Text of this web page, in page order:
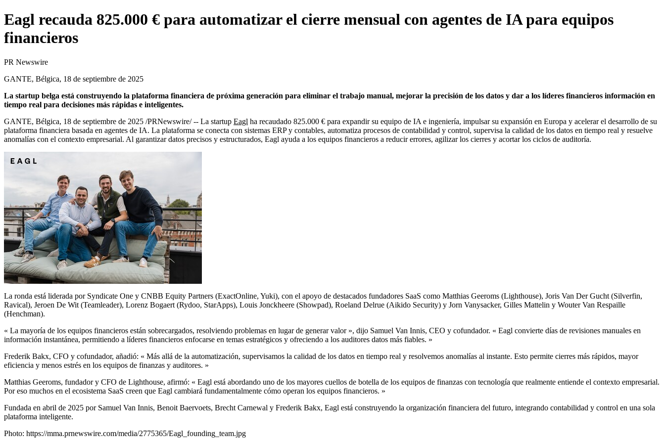
Eagl recauda 825.000 € para automatizar el cierre mensual con agentes de IA para equipos
financieros
PR Newswire
GANTE, Bélgica, 18 de septiembre de 2025
La startup belga está construyendo la plataforma financiera de próxima generación para eliminar el trabajo manual, mejorar la precisión de los datos y dar a los líderes financieros información en
tiempo real para decisiones más rápidas e inteligentes.
GANTE, Bélgica, 18 de septiembre de 2025 /PRNewswire/ -- La startup Eagl ha recaudado 825.000 € para expandir su equipo de IA e ingeniería, impulsar su expansión en Europa y acelerar el desarrollo de su
plataforma financiera basada en agentes de IA. La plataforma se conecta con sistemas ERP y contables, automatiza procesos de contabilidad y control, supervisa la calidad de los datos en tiempo real y resuelve
anomalías con el contexto empresarial. Al garantizar datos precisos y estructurados, Eagl ayuda a los equipos financieros a reducir errores, agilizar los cierres y acortar los ciclos de auditoría.
La ronda está liderada por Syndicate One y CNBB Equity Partners (ExactOnline, Yuki), con el apoyo de destacados fundadores SaaS como Matthias Geeroms (Lighthouse), Joris Van Der Gucht (Silverfin,
Ravical), Jeroen De Wit (Teamleader), Lorenz Bogaert (Rydoo, StarApps), Louis Jonckheere (Showpad), Roeland Delrue (Aikido Security) y Jorn Vanysacker, Gilles Mattelin y Wouter Van Respaille
(Henchman).
« La mayoría de los equipos financieros están sobrecargados, resolviendo problemas en lugar de generar valor », dijo Samuel Van Innis, CEO y cofundador. « Eagl convierte días de revisiones manuales en
información instantánea, permitiendo a líderes financieros enfocarse en temas estratégicos y ofreciendo a los auditores datos más fiables. »
Frederik Bakx, CFO y cofundador, añadió: « Más allá de la automatización, supervisamos la calidad de los datos en tiempo real y resolvemos anomalías al instante. Esto permite cierres más rápidos, mayor
eficiencia y menos estrés en los equipos de finanzas y auditores. »
Matthias Geeroms, fundador y CFO de Lighthouse, afirmó: « Eagl está abordando uno de los mayores cuellos de botella de los equipos de finanzas con tecnología que realmente entiende el contexto empresarial.
Por eso muchos en el ecosistema SaaS creen que Eagl cambiará fundamentalmente cómo operan los equipos financieros. »
Fundada en abril de 2025 por Samuel Van Innis, Benoit Baervoets, Brecht Carnewal y Frederik Bakx, Eagl está construyendo la organización financiera del futuro, integrando contabilidad y control en una sola
plataforma inteligente.
Photo: https://mma.prnewswire.com/media/2775365/Eagl_founding_team.jpg